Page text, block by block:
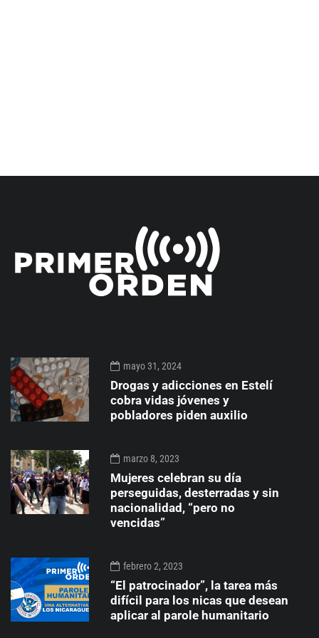
mayo 31, 2024
Drogas y adicciones en Estelí
cobra vidas jóvenes y
pobladores piden auxilio
marzo 8, 2023
Mujeres celebran su día
perseguidas, desterradas y sin
nacionalidad, “pero no
vencidas”
febrero 2, 2023
“El patrocinador”, la tarea más
difícil para los nicas que desean
aplicar al parole humanitario